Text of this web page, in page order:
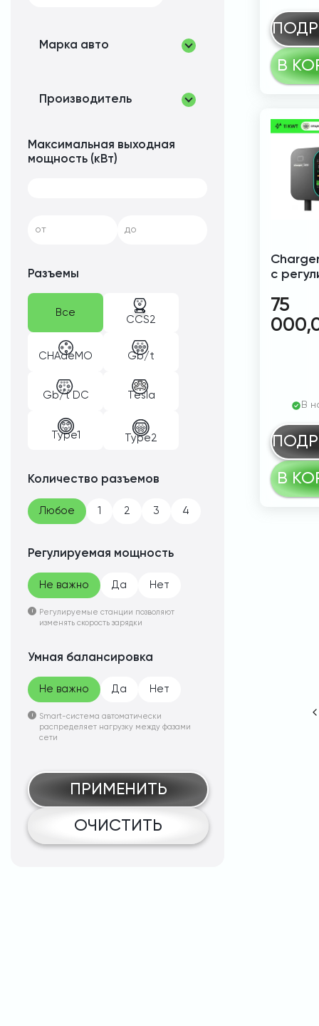
Марка авто
Производитель
Максимальная выходная
мощность (кВт)
от до
Разъемы
Все
CCS2
CHAdeMO Gb/t
Gb/t DC Tesla
Type1 Type2
Количество разъемов
Любое 1 2 3 4
Регулируемая мощность
Не важно Да Нет
Регулируемые станции позволяют
изменять скорость зарядки
Умная балансировка
Не важно Да Нет
Smart-система автоматически
распределяет нагрузку между фазами
сети
ПРИМЕНИТЬ
ОЧИСТИТЬ
В
с
75
В
В